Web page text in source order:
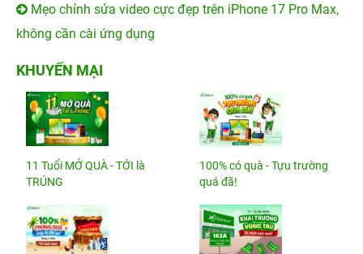
Mẹo chỉnh sửa video cực đẹp trên iPhone 17 Pro Max,
không cần cài ứng dụng
KHUYẾN MẠI
11 Tuổi MỞ QUÀ - TỚI là
TRÚNG
100% có quà - Tựu trường
quá đã!